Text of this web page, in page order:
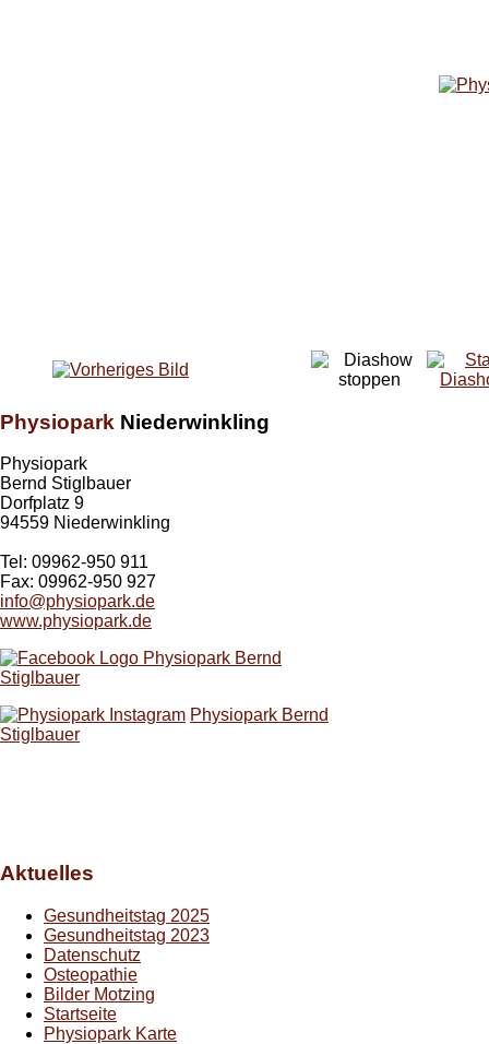
Physiopark Niederwinkling
Physiopark
Bernd Stiglbauer
Dorfplatz 9
94559 Niederwinkling
Tel: 09962-950 911
Fax: 09962-950 927
info@physiopark.de
www.physiopark.de
Physiopark Bernd
Stiglbauer
Physiopark Bernd
Stiglbauer
Aktuelles
Gesundheitstag 2025
Gesundheitstag 2023
Datenschutz
Osteopathie
Bilder Motzing
Startseite
Physiopark Karte